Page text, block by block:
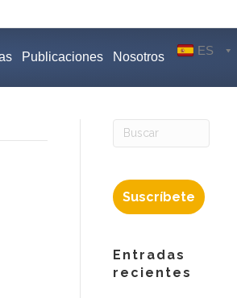
Publicaciones Nosotros ES
Suscríbete
Entradas
recientes